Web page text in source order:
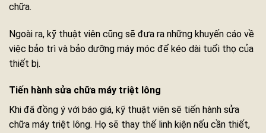
chữa.
Ngoài ra, kỹ thuật viên cũng sẽ đưa ra những khuyến cáo về
việc bảo trì và bảo dưỡng máy móc để kéo dài tuổi thọ của
thiết bị.
Tiến hành sửa chữa máy triệt lông
Khi đã đồng ý với báo giá, kỹ thuật viên sẽ tiến hành sửa
chữa máy triệt lông. Họ sẽ thay thế linh kiện nếu cần thiết,